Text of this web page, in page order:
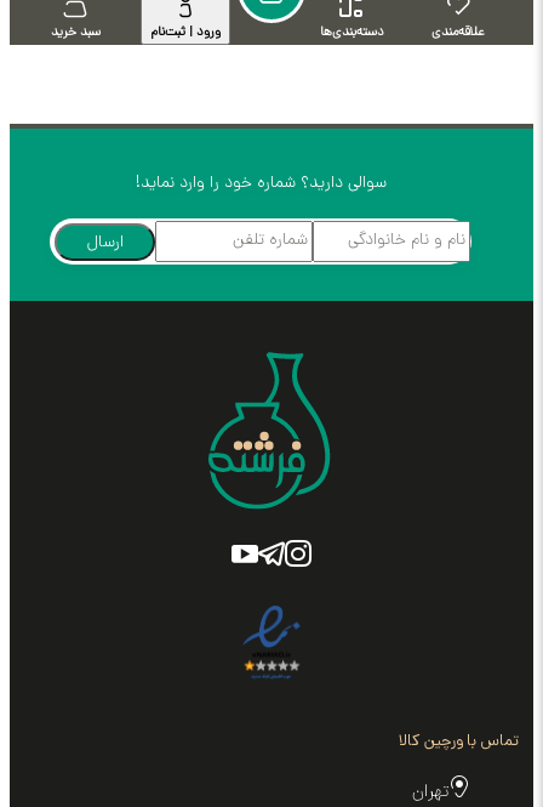
علاقه‌مندی دسته‌بندی‌ها ورود | ثبت‌نام سبد خرید
سوالی دارید؟ شماره خود را وارد نماید!
ارسال
تماس با ورچین کالا
تهران